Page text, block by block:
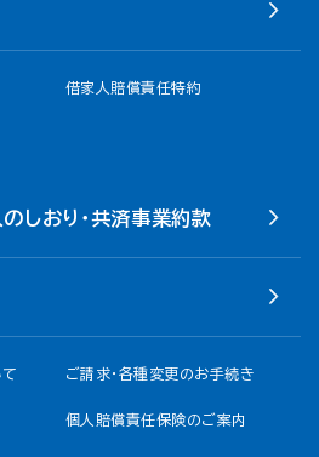
借家人賠償責任特約
しおり・共済事業約款
ご請求・各種変更のお手続き
個人賠償責任保険のご案内